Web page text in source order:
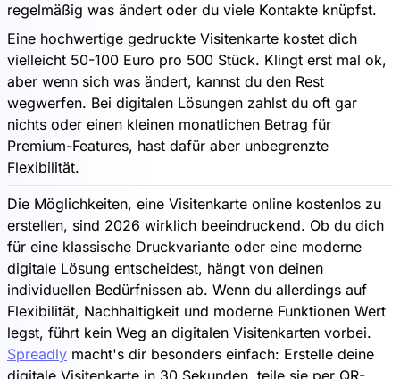
regelmäßig was ändert oder du viele Kontakte knüpfst.
Eine hochwertige gedruckte Visitenkarte kostet dich
vielleicht 50-100 Euro pro 500 Stück. Klingt erst mal ok,
aber wenn sich was ändert, kannst du den Rest
wegwerfen. Bei digitalen Lösungen zahlst du oft gar
nichts oder einen kleinen monatlichen Betrag für
Premium-Features, hast dafür aber unbegrenzte
Flexibilität.
Die Möglichkeiten, eine Visitenkarte online kostenlos zu
erstellen, sind 2026 wirklich beeindruckend. Ob du dich
für eine klassische Druckvariante oder eine moderne
digitale Lösung entscheidest, hängt von deinen
individuellen Bedürfnissen ab. Wenn du allerdings auf
Flexibilität, Nachhaltigkeit und moderne Funktionen Wert
legst, führt kein Weg an digitalen Visitenkarten vorbei.
Spreadly macht's dir besonders einfach: Erstelle deine
digitale Visitenkarte in 30 Sekunden, teile sie per QR-